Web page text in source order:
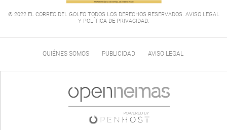
© 2022 EL CORREO DEL GOLFO TODOS LOS DERECHOS RESERVADOS. AVISO LEGAL
Y POLÍTICA DE PRIVACIDAD.
QUIÉNES SOMOS PUBLICIDAD AVISO LEGAL